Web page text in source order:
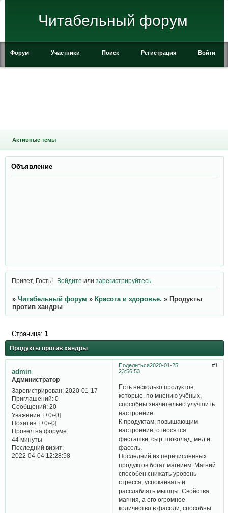
Читабельный форум
Форум Участники Поиск Регистрация Войти
Активные темы
Объявление
Привет, Гость! Войдите илизарегистрируйтесь
» Читабельный форум » Красота и здоровье. » Продукты
против хандры
Продукты против хандры
Страница: 1
Поделиться 1
2020-01-25
23:56:53
admin
Администратор
Зарегистрирован: 2020-01-17
Приглашений:0
Сообщений:20
Уважение: [+0/-0]
Позитив: [+0/-0]
Провел на форуме:
44 минуты
Последний визит:
2022-04-04 12:28:58
Есть несколько продуктов,
которые, по мнению учёных,
способны значительно улучшить
настроение.
К продуктам, повышающим
настроение, относятся
фисташки, сыр, шоколад, мёд и
фасоль.
Последний из перечисленных
продуктов богат магнием. Магний
способен снижать уровень
стресса, успокаивать и
расслаблять мышцы. Свойства
магния, а его огромное
количество в фасоли, способны